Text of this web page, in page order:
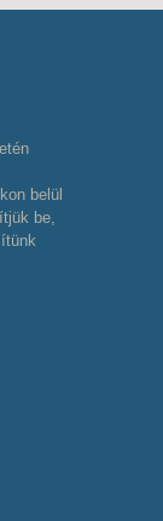
belül
be,